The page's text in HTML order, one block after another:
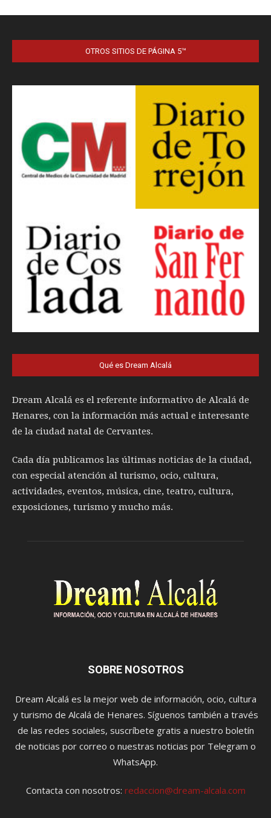
OTROS SITIOS DE PÁGINA 5™
Qué es Dream Alcalá
Dream Alcalá es el referente informativo de Alcalá de
Henares, con la información más actual e interesante
de la ciudad natal de Cervantes.
Cada día publicamos las últimas noticias de la ciudad,
con especial atención al turismo, ocio, cultura,
actividades, eventos, música, cine, teatro, cultura,
exposiciones, turismo y mucho más.
SOBRE NOSOTROS
Dream Alcalá es la mejor web de información, ocio, cultura
y turismo de Alcalá de Henares. Síguenos también a través
de las redes sociales, suscríbete gratis a nuestro boletín
de noticias por correo o nuestras noticias por Telegram o
WhatsApp.
Contacta con nosotros: redaccion@dream-alcala.com